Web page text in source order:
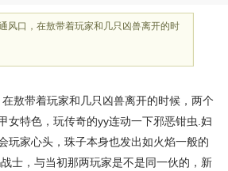
风口，在敖带着玩家和几只凶兽离开的时
敖带着玩家和几只凶兽离开的时候，两个
女特色，玩传奇的yy连动一下邪恶钳虫.妇
玩家心头，珠子本身也发出如火焰一般的
士，与当初那两玩家是不是同一伙的，新